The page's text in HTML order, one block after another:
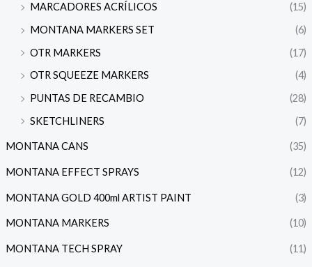
MARCADORES ACRÍLICOS
(15)
MONTANA MARKERS SET
(6)
OTR MARKERS
(17)
OTR SQUEEZE MARKERS
(4)
PUNTAS DE RECAMBIO
(28)
SKETCHLINERS
(7)
MONTANA CANS (35)
MONTANA EFFECT SPRAYS (12)
MONTANA GOLD 400ml ARTIST PAINT (3)
MONTANA MARKERS (10)
MONTANA TECH SPRAY (11)